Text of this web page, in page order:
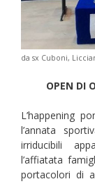
da sx Cuboni,
OPEN DI
L’happening
l’annata
irriducibili
l’affiatata
portacolori di